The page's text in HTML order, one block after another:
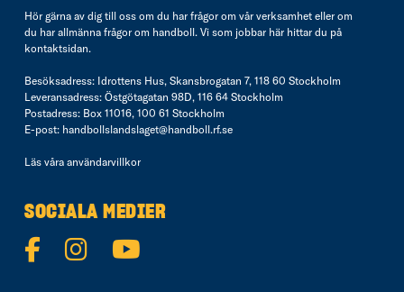
Hör gärna av dig till oss om du har frågor om vår verksamhet eller om
du har allmänna frågor om handboll. Vi som jobbar här hittar du på
kontaktsidan.
Besöksadress: Idrottens Hus, Skansbrogatan 7, 118 60 Stockholm
Leveransadress: Östgötagatan 98D, 116 64 Stockholm
Postadress: Box 11016, 100 61 Stockholm
E-post: handbollslandslaget@handboll.rf.se
Läs våra användarvillkor
SOCIALA MEDIER